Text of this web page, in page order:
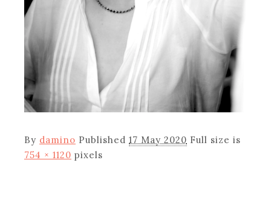
By damino Published 17 May 2020 Full size is
754 × 1120 pixels